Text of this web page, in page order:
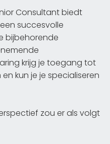
Consultant biedt
succesvolle
bijbehorende
krijg je toegang tot
kun je je specialiseren
zou er als volgt